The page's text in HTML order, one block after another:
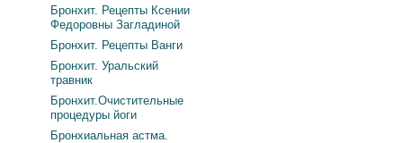
Бронхит. Рецепты Ксении
Федоровны Загладиной
Бронхит. Рецепты Ванги
Бронхит. Уральский
травник
Бронхит.Очистительные
процедуры йоги
Бронхиальная астма.